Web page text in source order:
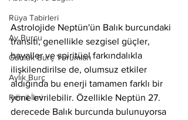
Rüya Tabirleri
Ay Burcu
Günlük Burç Yorumları
Aylık Burç
Remil İlmi
Astrolojide Neptün'ün Balık burcundaki
transiti, genellikle sezgisel güçler,
hayaller ve spiritüel farkındalıkla
ilişkilendirilse de, olumsuz etkiler
aldığında bu enerji tamamen farklı bir
yöne evrilebilir. Özellikle Neptün 27.
derecede Balık burcunda bulunuyorsa